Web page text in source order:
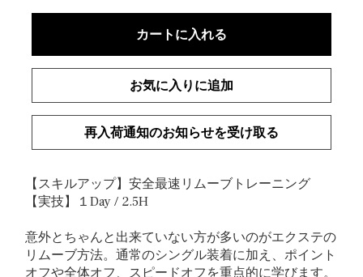
カートに入れる
お気に入りに追加
再入荷通知のお知らせを受け取る
【スキルアップ】安全最速リムーブトレーニング
【実技】１Day / 2.5H
意外とちゃんと出来ていない方が多いのがエクステの
リムーブ方法。通常のシングル装着に加え、ポイント
オフや全体オフ、スピードオフを重点的に学びます。